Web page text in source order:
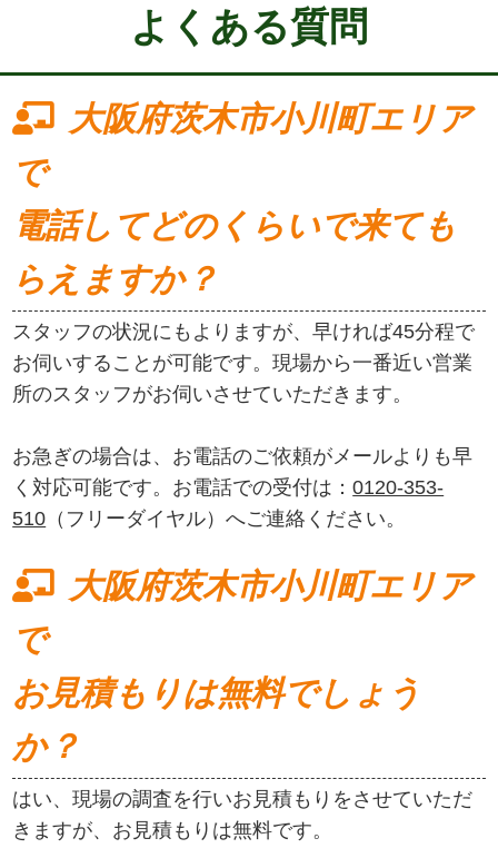
よくある質問
大阪府茨木市小川町エリア
で
電話してどのくらいで来ても
らえますか？
スタッフの状況にもよりますが、早ければ45分程で
お伺いすることが可能です。現場から一番近い営業
所のスタッフがお伺いさせていただきます。
お急ぎの場合は、お電話のご依頼がメールよりも早
く対応可能です。お電話での受付は：0120-353-
510 （フリーダイヤル）へご連絡ください。
大阪府茨木市小川町エリア
で
お見積もりは無料でしょう
か？
はい、現場の調査を行いお見積もりをさせていただ
きますが、お見積もりは無料です。